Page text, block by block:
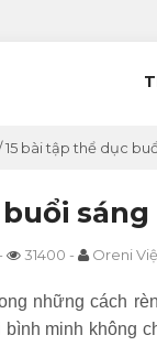
15 bài tập thể dục
- 31400 - Oreni
những cách
minh không